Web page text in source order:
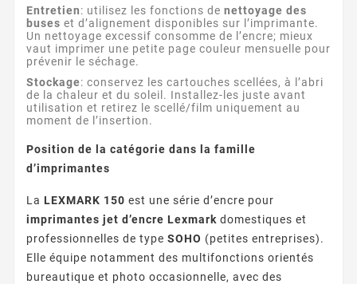
Entretien: utilisez les fonctions de nettoyage des
buses et d’alignement disponibles sur l’imprimante.
Un nettoyage excessif consomme de l’encre; mieux
vaut imprimer une petite page couleur mensuelle pour
prévenir le séchage.
Stockage: conservez les cartouches scellées, à l’abri
de la chaleur et du soleil. Installez-les juste avant
utilisation et retirez le scellé/film uniquement au
moment de l’insertion.
Position de la catégorie dans la famille
d’imprimantes
La LEXMARK 150 est une série d’encre pour
imprimantes jet d’encre Lexmark domestiques et
professionnelles de type SOHO (petites entreprises).
Elle équipe notamment des multifonctions orientés
bureautique et photo occasionnelle, avec des